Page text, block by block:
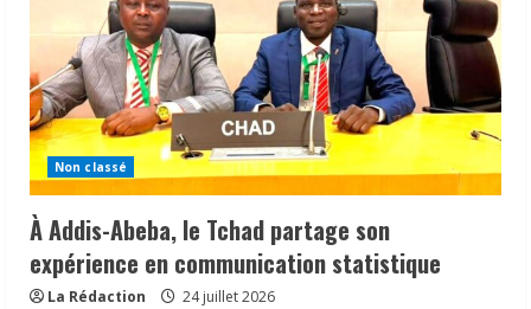
Non classé
À Addis-Abeba, le Tchad partage son
expérience en communication statistique
La Rédaction 24 juillet 2026